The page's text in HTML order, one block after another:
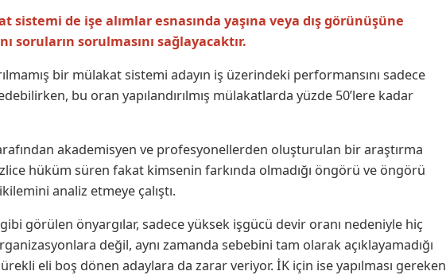
sistemi de işe alımlar esnasında yaşına veya dış görünüşüne
soruların sorulmasını sağlayacaktır.
bir mülakat sistemi adayın iş üzerindeki performansını sadece
bu oran yapılandırılmış mülakatlarda yüzde 50’lere kadar
akademisyen ve profesyonellerden oluşturulan bir araştırma
hüküm süren fakat kimsenin farkında olmadığı öngörü ve öngörü
analiz etmeye çalıştı.
görülen önyargılar, sadece yüksek işgücü devir oranı nedeniyle hiç
değil, aynı zamanda sebebini tam olarak açıklayamadığı
eli boş dönen adaylara da zarar veriyor. İK için ise yapılması gereken